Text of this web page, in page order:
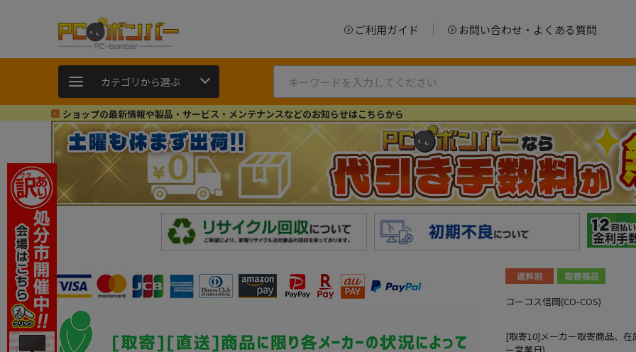
ご利用ガイド お問い合わせ・よくある質問
カテゴリから選ぶ
ショップの最新情報や製品・サービス・メンテナンスなどのお知らせはこちらから
コーコス信岡(CO-COS)
[取寄10]メーカー取寄商品、